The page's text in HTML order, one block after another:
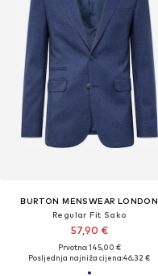
BURTON MENSWEAR LONDON
Regular Fit Sako
57,90 €
Prvotno: 145,00 €
Posljednja najniža cijena:46,32 €